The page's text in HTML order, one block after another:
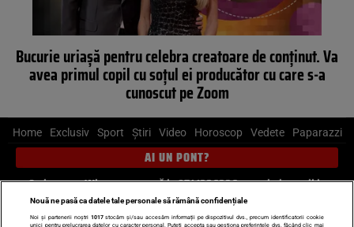
Bucurie uriașă pentru celebra creatoare de conținut. Va
avea primul copil cu soțul ei producător cu care s-a
cunoscut pe Zoom
Home Exclusiv Sport Știri Video Horoscop Vedete Paparazzi
AI UN PONT?
Scrie-ne pe Whatsapp, sună la 0741226226 sau trimite mail la
pont@cancan.ro
Nouă ne pasă ca datele tale personale să rămână confidențiale
Noi și partenerii noștri 1017stocăm și/sau accesăm informații pe dispozitivul dvs., precum identificatorii cookie
unici pentru prelucrarea datelor cu caracter personal. Puteți accepta sau gestiona preferințele dvs. făcând clic mai